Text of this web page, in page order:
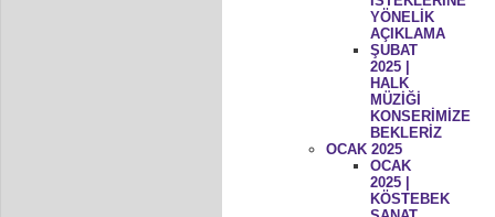
YÖNELİK
AÇIKLAMA
ŞUBAT
2025 |
HALK
MÜZİĞİ
KONSERİMİZE
BEKLERİZ
OCAK 2025
OCAK
2025 |
KÖSTEBEK